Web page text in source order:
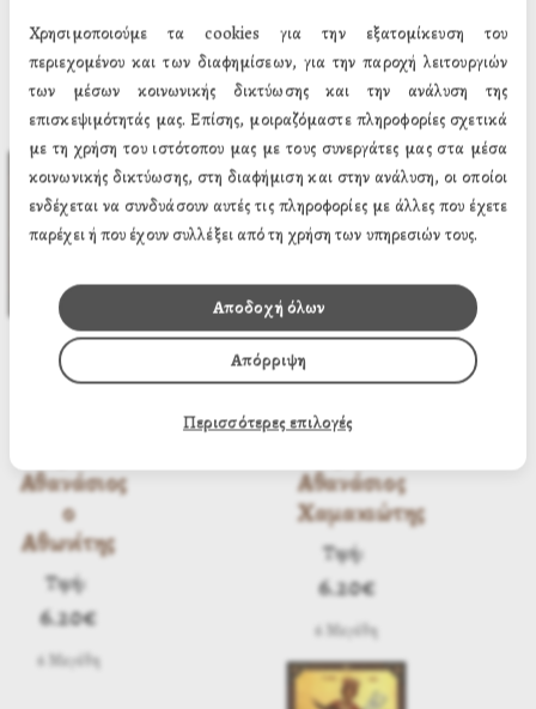
6 Μεγέθη
Τιμή:
6.20€
6 Μεγέθη
Αθανάσιος
ο
Αθωνίτης
Τιμή:
6.20€
6 Μεγέθη
Αθανάσιος
Χαμακιώτης
Τιμή:
6.20€
6 Μεγέθη
Χρησιμοποιούμε τα cookies για την εξατομίκευση του
περιεχομένου και των διαφημίσεων, για την παροχή λειτουργιών
των μέσων κοινωνικής δικτύωσης και την ανάλυση της
επισκεψιμότητάς μας. Επίσης, μοιραζόμαστε πληροφορίες σχετικά
με τη χρήση του ιστότοπου μας με τους συνεργάτες μας στα μέσα
κοινωνικής δικτύωσης, στη διαφήμιση και στην ανάλυση, οι οποίοι
ενδέχεται να συνδυάσουν αυτές τις πληροφορίες με άλλες που έχετε
παρέχει ή που έχουν συλλέξει από τη χρήση των υπηρεσιών τους.
Απόρριψη
Αποδοχή όλων
Περισσότερες επιλογές